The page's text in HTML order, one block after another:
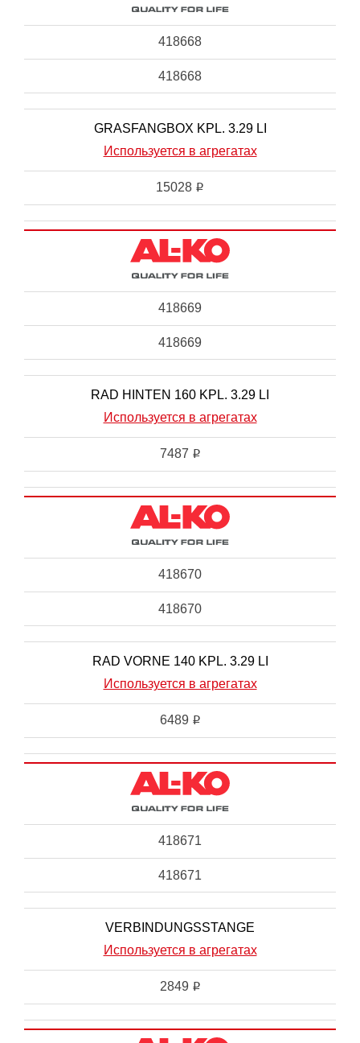
418668
418668
GRASFANGBOX KPL. 3.29 LI
Используется в агрегатах
15028 i
418669
418669
RAD HINTEN 160 KPL. 3.29 LI
Используется в агрегатах
7487 i
418670
418670
RAD VORNE 140 KPL. 3.29 LI
Используется в агрегатах
6489 i
418671
418671
VERBINDUNGSSTANGE
Используется в агрегатах
2849 i